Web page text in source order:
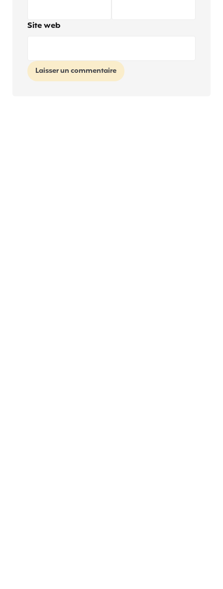
Site web